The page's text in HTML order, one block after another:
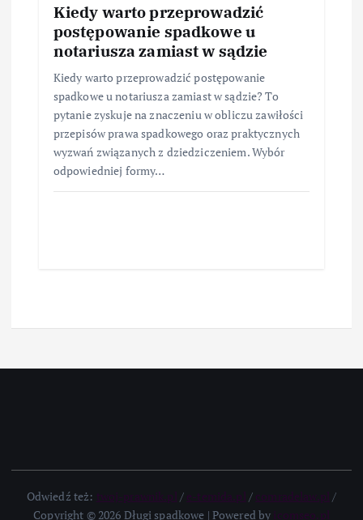
Kiedy warto przeprowadzić
postępowanie spadkowe u
notariusza zamiast w sądzie
Kiedy warto przeprowadzić postępowanie
spadkowe u notariusza zamiast w sądzie? To
pytanie zyskuje na znaczeniu w obliczu zawiłości
przepisów prawa spadkowego oraz praktycznych
wyzwań związanych z dziedziczeniem. Wybór
odpowiedniej formy…
Odwiedź też: / /
/
Copyright © 2026 Długi spadkowe | Powered by